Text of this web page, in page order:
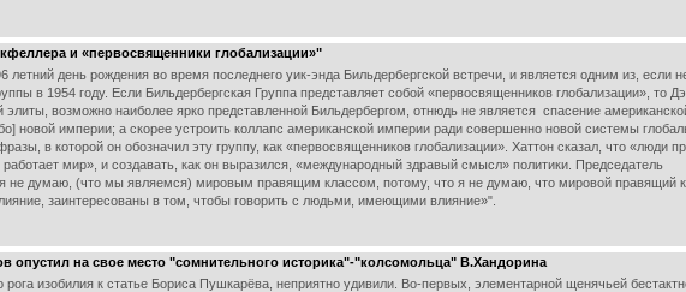
и «первосвященники глобализации»"
день рождения во время последнего уик-энда Бильдербергской встречи, и является одним из, если
в 1954 году. Если Бильдербергская Группа представляет собой «первосвященников глобализации», то
возможно наиболее ярко представленной Бильдербергом, отнюдь не является спасение
новой империи; а скорее устроить коллапс американской империи ради совершенно новой системы
в которой он обозначил эту группу, как «первосвященников глобализации». Хаттон сказал, что «люди
работает мир», и создавать, как он выразился, «международный здравый смысл» политики. Председатель
не думаю, (что мы являемся) мировым правящим классом, потому, что я не думаю, что мировой правящий
заинтересованы в том, чтобы говорить с людьми, имеющими влияние»".
на свое место "сомнительного историка"-"колсомольца" В.Хандорина
изобилия к статье Бориса Пушкарёва, неприятно удивили. Во-первых, элементарной щенячьей